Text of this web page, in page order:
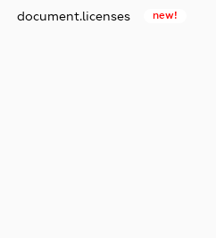
document.licenses new!